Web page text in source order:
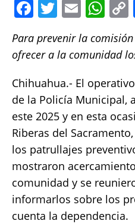
F
c
e
b
o
o
k
T
w
it
te
r
E
m
ai
l
W
h
at
s
A
p
p
Para prevenir la
ofrecer a la comunidad
Chihuahua.- El
de la Policía Municipal,
este 2025 y en esta
Riberas del
los patrullajes
mostraron
comunidad y se
informarlos sobre los
cuenta la dependencia.